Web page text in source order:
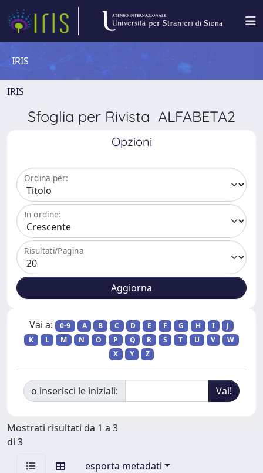
IRIS
IRIS
Sfoglia per Rivista ALFABETA2
Opzioni
Ordina per:
In ordine:
Risultati/Pagina
Vai a: 0-9 A B C D E F G H I
J
K
L M N O P Q R S T U V
W
X
Y Z
o inserisci le iniziali:
Mostrati risultati da 1 a 3
di 3
esporta metadati